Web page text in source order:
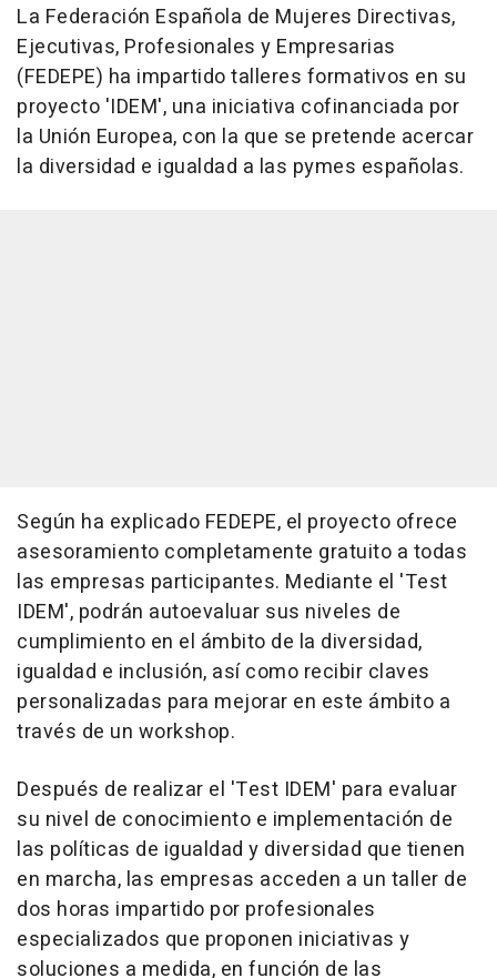
La Federación Española de Mujeres Directivas,
Ejecutivas, Profesionales y Empresarias
(FEDEPE) ha impartido talleres formativos en su
proyecto 'IDEM', una iniciativa cofinanciada por
la Unión Europea, con la que se pretende acercar
la diversidad e igualdad a las pymes españolas.
Según ha explicado FEDEPE, el proyecto ofrece
asesoramiento completamente gratuito a todas
las empresas participantes. Mediante el 'Test
IDEM', podrán autoevaluar sus niveles de
cumplimiento en el ámbito de la diversidad,
igualdad e inclusión, así como recibir claves
personalizadas para mejorar en este ámbito a
través de un workshop.
Después de realizar el 'Test IDEM' para evaluar
su nivel de conocimiento e implementación de
las políticas de igualdad y diversidad que tienen
en marcha, las empresas acceden a un taller de
dos horas impartido por profesionales
especializados que proponen iniciativas y
soluciones a medida, en función de las